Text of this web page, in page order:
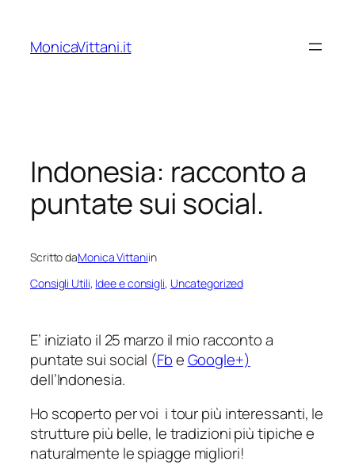
contenuto
MonicaVittani.it
Indonesia: racconto a
puntate sui social.
Scritto daMonica Vittaniin
Consigli Utili, Idee e consigli, Uncategorized
E’ iniziato il 25 marzo il mio racconto a
puntate sui social (FbeGoogle+)
dell’Indonesia.
Ho scoperto per voi i tour più interessanti, le
strutture più belle, le tradizioni più tipiche e
naturalmente le spiagge migliori!